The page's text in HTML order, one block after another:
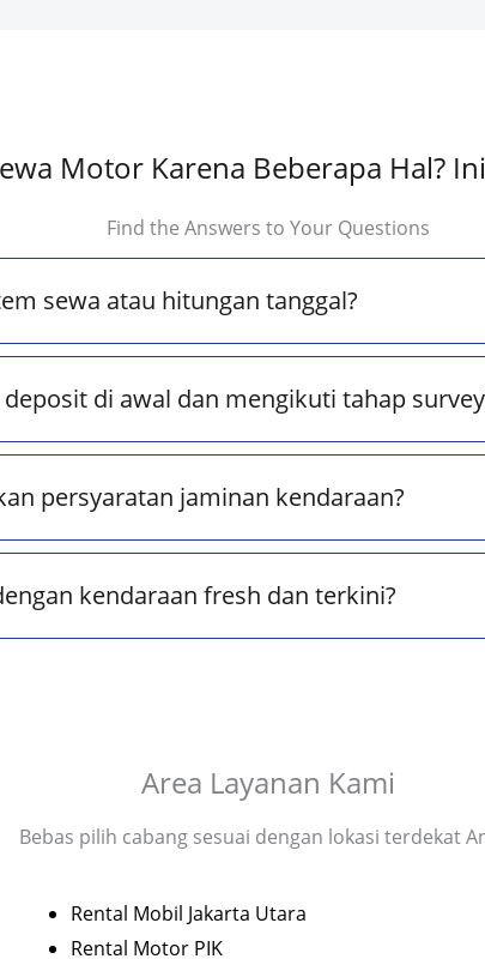
Motor Karena Beberapa Hal?
Find the Answers to Your Questions
sewa atau hitungan tanggal?
di awal dan mengikuti tahap
persyaratan jaminan kendaraan?
kendaraan fresh dan terkini?
Area Layanan Kami
Bebas pilih cabang sesuai dengan lokasi terdekat
Rental Mobil Jakarta Utara
Rental Motor PIK